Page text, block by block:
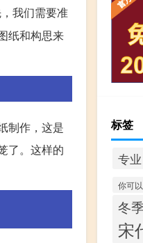
我们需要准
纸和构思来
制作，这是
了。这样的
标签
专业
你可以
冬季
宋